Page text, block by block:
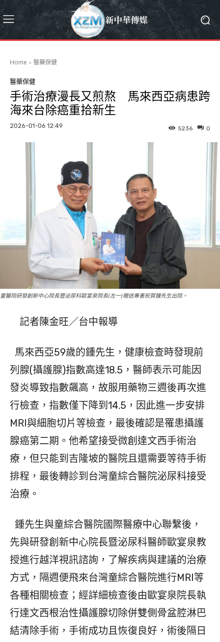
Home 醫藥保健
醫藥保健
手術治療漫長又煎熬 馬來西亞病患跨
海來台除癌重拾新生
2026-01-06 12:49 0
5236
童醫院研發創新中心院長暨泌尿科歐宴泉院長(左一)贈送專書祝賀鍾先生出院。
記者陳金旺／台中報導
馬來西亞59歲的鍾先生，健康檢查時發現前
列腺(攝護腺)指數高達18.5，醫師表示可能因
發炎導致指數飆高，故服用藥物三週後再次進
行檢查，指數僅下降到14.5，因此進一步安排
MRI與細胞切片等檢查，最後確認是罹患攝護
腺癌第二期。他希望接受微創達文西手術治
療，但只能到吉隆坡的醫院且還需要等待手術
排程，最後轉診到台灣童綜合醫院泌尿科接受
治療。
鍾先生與童綜合醫院國際醫療中心聯繫後，
先與研發創新中心院長暨泌尿科醫師歐宴泉教
授進行越洋視訊諮詢，了解疾病與建議的治療
方式，隔週便飛來台灣童綜合醫院進行MRI等
各種相關檢查；經詳細檢查後由歐宴泉院長執
行達文西根治性攝護腺切除併雙側骨盆腔淋巴
結清除手術，手術成功且恢復良好，術後隔日